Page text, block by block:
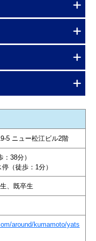
5 ニュー松江ビル2階
38分）
（徒歩：1分）
、既卒生
around/kumamoto/yats